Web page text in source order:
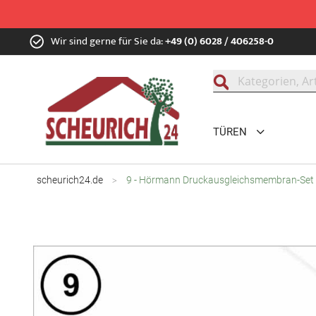
Zum
Inhalt Wir sind gerne für Sie da:+49 (0) 6028 / 406258-0
TÜREN
scheurich24.de 9 - Hörmann Druckausgleichsmembran-
Bildgalerie
springen